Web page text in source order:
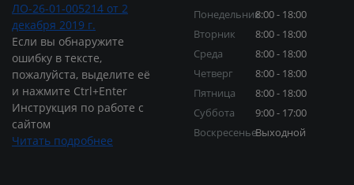
ЛО-26-01-005214 от 2
декабря 2019 г.
Если вы обнаружите
ошибку в тексте,
пожалуйста, выделите её
и нажмите Ctrl+Enter
Инструкция по работе с
сайтом
Читать подробнее
Понедельник
Вторник
Среда
Четверг
Пятница
Суббота
Воскресенье
8:00 - 18:00
8:00 - 18:00
8:00 - 18:00
8:00 - 18:00
8:00 - 18:00
9:00 - 17:00
Выходной